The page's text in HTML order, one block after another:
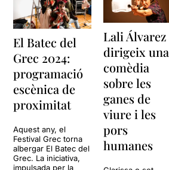
El Batec del
Grec 2024:
programació
escènica de
proximitat
Aquest any, el
Festival Grec torna
albergar El Batec del
Grec. La iniciativa,
impulsada per la
Lali Álvarez
dirigeix una
comèdia
sobre les
ganes de
viure i les
pors
humanes